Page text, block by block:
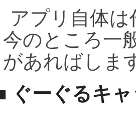
アプリ自体
今のところ一
があればしま
ぐーぐるキ